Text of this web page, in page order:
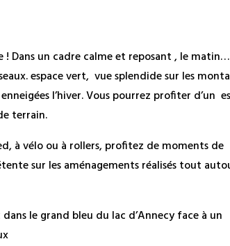
! Dans un cadre calme et reposant , le matin…
espace vert, vue splendide sur les
l’hiver. Vous pourrez profiter d’un
terrain.
à vélo ou à rollers, profitez de moments de
sur les aménagements réalisés tout
le grand bleu du lac d’Annecy face à un